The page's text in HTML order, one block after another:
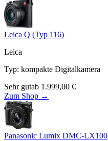
Leica Q (Typ 116)
Leica
Typ: kompakte Digitalkamera
Sehr gutab 1.999,00 €
Zum Shop →
Panasonic Lumix DMC-LX100